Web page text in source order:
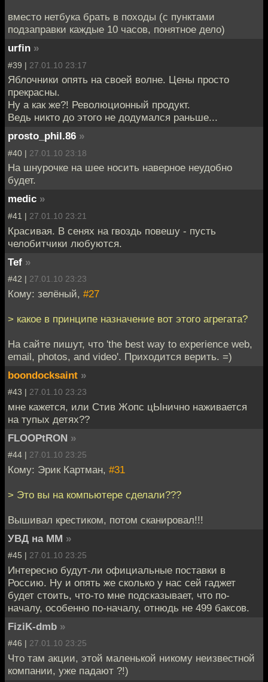
вместо нетбука брать в походы (с пунктами
подзаправки каждые 10 часов, понятное дело)
urfin »
#39 | 27.01.10 23:17
Яблочники опять на своей волне. Цены просто
прекрасны.
Ну а как же?! Революционный продукт.
Ведь никто до этого не додумался раньше...
prosto_phil.86 »
#40 | 27.01.10 23:18
На шнурочке на шее носить наверное неудобно
будет.
medic »
#41 | 27.01.10 23:21
Красивая. В сенях на гвоздь повешу - пусть
челобитчики любуются.
Tef »
#42 | 27.01.10 23:23
Кому: зелёный, #27
> какое в принципе назначение вот этого агрегата?
На сайте пишут, что 'the best way to experience web,
email, photos, and video'. Приходится верить. =)
boondocksaint »
#43 | 27.01.10 23:23
мне кажется, или Стив Жопс цЫнично наживается
на тупых детях??
FLOOPtRON »
#44 | 27.01.10 23:25
Кому: Эрик Картман, #31
> Это вы на компьютере сделали???
Вышивал крестиком, потом сканировал!!!
УВД на ММ »
#45 | 27.01.10 23:25
Интересно будут-ли официальные поставки в
Россию. Ну и опять же сколько у нас сей гаджет
будет стоить, что-то мне подсказывает, что по-
началу, особенно по-началу, отнюдь не 499 баксов.
FiziK-dmb »
#46 | 27.01.10 23:25
Что там акции, этой маленькой никому неизвестной
компании, уже падают ?!)